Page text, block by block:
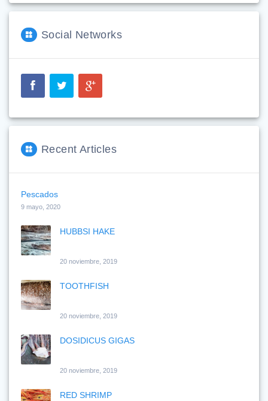
Social Networks
Recent Articles
Pescados
9 mayo, 2020
HUBBSI HAKE
20 noviembre, 2019
TOOTHFISH
20 noviembre, 2019
DOSIDICUS GIGAS
20 noviembre, 2019
RED SHRIMP